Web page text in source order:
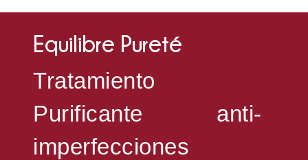
Equilibre Pureté
Tratamiento
Purificante anti-
imperfecciones